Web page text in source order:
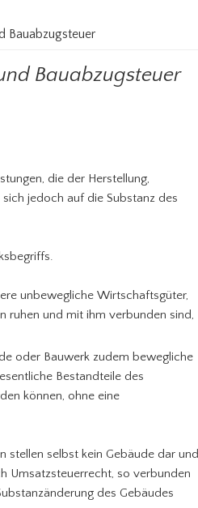
Bauabzugsteuer
Bauabzugsteuer
die der Herstellung,
jedoch auf die Substanz des
unbewegliche Wirtschaftsgüter,
ruhen und mit ihm verbunden sind,
oder Bauwerk zudem bewegliche
Bestandteile des
können, ohne eine
stellen selbst kein Gebäude dar und
Umsatzsteuerrecht, so verbunden
des Gebäudes